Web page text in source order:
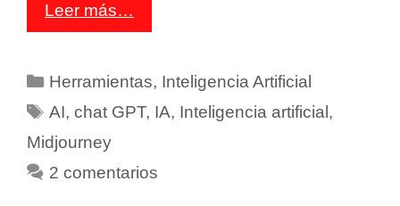
Leer más…
Herramientas, Inteligencia Artificial
AI, chat GPT, IA, Inteligencia artificial,
Midjourney
2 comentarios